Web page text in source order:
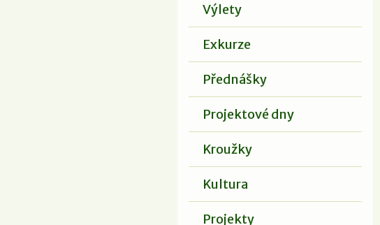
Výlety
Exkurze
Přednášky
Projektové dny
Kroužky
Kultura
Projekty